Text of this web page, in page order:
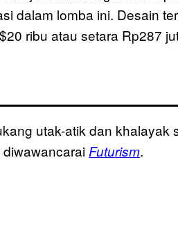
dalam lomba ini. Desain
ribu atau setara Rp287
utak-atik dan khalayak
Futurism.